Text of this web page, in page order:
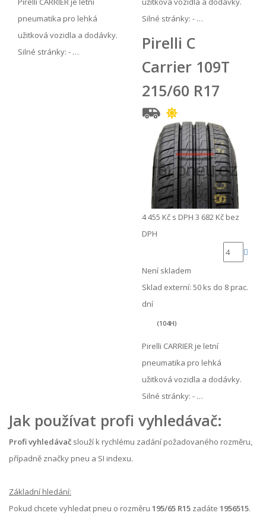
pneumatika pro lehká
užitková vozidla a dodávky.
Silné stránky: - …
Silné stránky: - …
Pirelli C
Carrier 109T
215/60 R17
4 455 Kč s DPH 3 682 Kč bez
DPH
Není skladem
Sklad externí: 50 ks do 8 prac.
dní
(104H)
Pirelli CARRIER je letní
pneumatika pro lehká
užitková vozidla a dodávky.
Silné stránky: - …
Jak používat profi vyhledávač:
Profi vyhledávač slouží k rychlému zadání požadovaného rozměru,
případně značky pneu a SI indexu.
Základní hledání:
Pokud chcete vyhledat pneu o rozměru 195/65 R15 zadáte 1956515.